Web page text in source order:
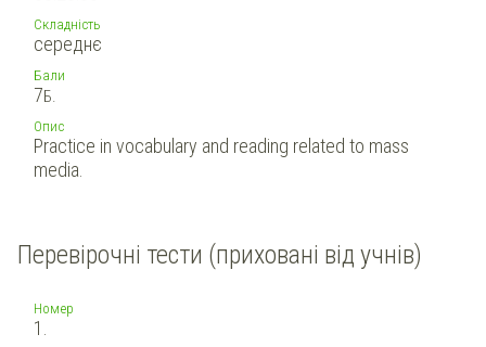
Складність
середнє
Бали
7Б.
Опис
Practice in vocabulary and reading related to mass
media.
Перевірочні тести (приховані від учнів)
Номер
1.